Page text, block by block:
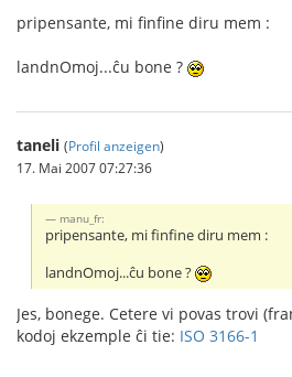
pripensante, mi finfine diru mem :
landnOmoj...ĉu bone ?
taneli (Profil anzeigen)
17. Mai 2007 07:27:36
manu_fr:
pripensante, mi finfine diru mem :
landnOmoj...ĉu bone ?
Jes, bonege. Cetere vi povas trovi
kodoj ekzemple ĉi tie: ISO 3166-1